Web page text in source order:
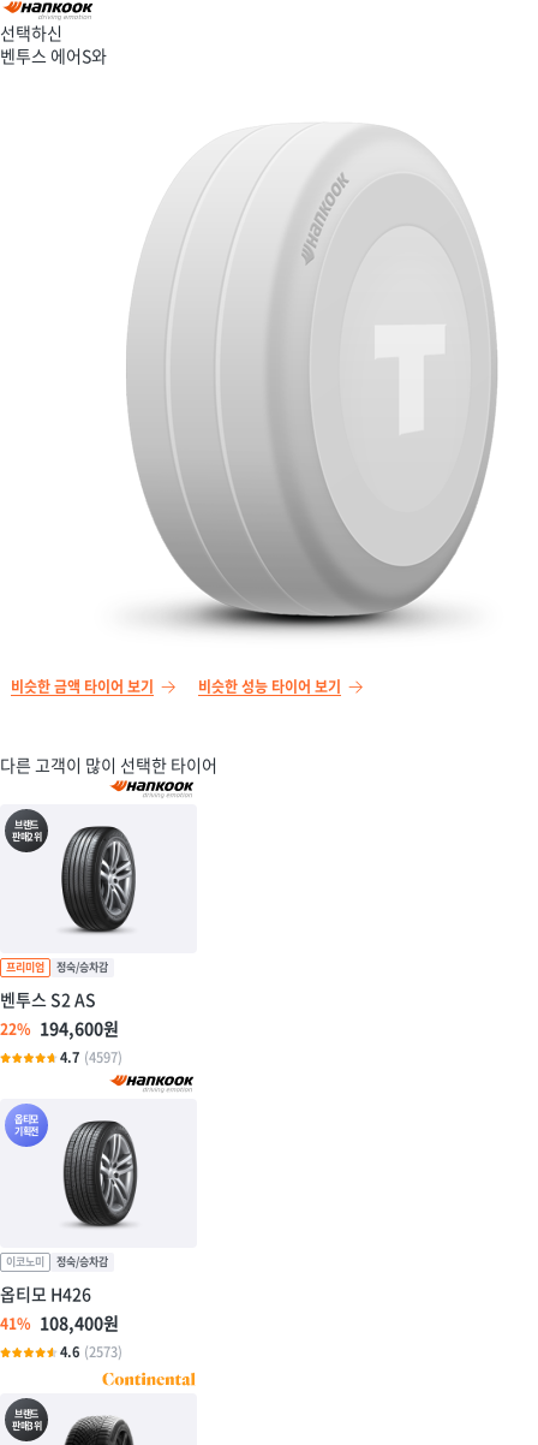
선택하신
벤투스 에어S와
비슷한 금액 타이어 보기 비슷한 성능 타이어 보기
다른 고객이 많이 선택한 타이어
브랜드
판매2위
벤투스 S2 AS
22% 194,600원
4.7 (4597)
옵티모
기획전
옵티모 H426
41% 108,400원
4.6 (2573)
브랜드
판매3위